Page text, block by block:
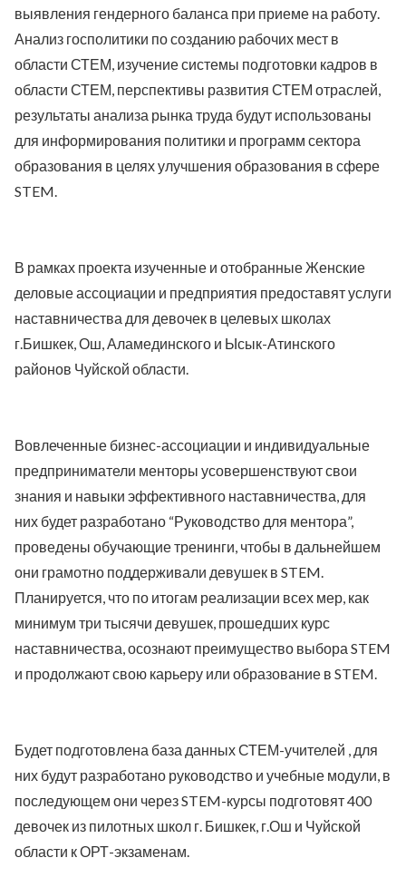
выявления гендерного баланса при приеме на работу.
Анализ госполитики по созданию рабочих мест в
области СТЕМ, изучение системы подготовки кадров в
области СТЕМ, перспективы развития СТЕМ отраслей,
результаты анализа рынка труда будут использованы
для информирования политики и программ сектора
образования в целях улучшения образования в сфере
STEM.
В рамках проекта изученные и отобранные Женские
деловые ассоциации и предприятия предоставят услуги
наставничества для девочек в целевых школах
г.Бишкек, Ош, Аламединского и Ысык-Атинского
районов Чуйской области.
Вовлеченные бизнес-ассоциации и индивидуальные
предприниматели менторы усовершенствуют свои
знания и навыки эффективного наставничества, для
них будет разработано “Руководство для ментора”,
проведены обучающие тренинги, чтобы в дальнейшем
они грамотно поддерживали девушек в STEM.
Планируется, что по итогам реализации всех мер, как
минимум три тысячи девушек, прошедших курс
наставничества, осознают преимущество выбора STEM
и продолжают свою карьеру или образование в STEM.
Будет подготовлена база данных СТЕМ-учителей , для
них будут разработано руководство и учебные модули, в
последующем они через STEM-курсы подготовят 400
девочек из пилотных школ г. Бишкек, г.Ош и Чуйской
области к ОРТ-экзаменам.